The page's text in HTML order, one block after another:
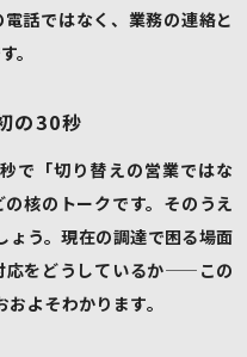
話ではなく、業務の連絡と
。
の30秒
で「切り替えの営業ではな
核のトークです。そのうえ
ょう。現在の調達で困る場面
応をどうしているか——この
よそわかります。